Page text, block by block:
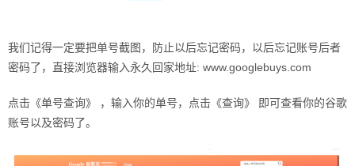
我们记得一定要把单号截图，防止以后忘记密码，以后忘记账号后者
密码了，直接浏览器输入永久回家地址: www.googlebuys.com
点击《单号查询》 ，输入你的单号，点击《查询》 即可查看你的谷歌
账号以及密码了。